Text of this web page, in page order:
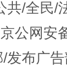
共/全民/
公网安
发布广